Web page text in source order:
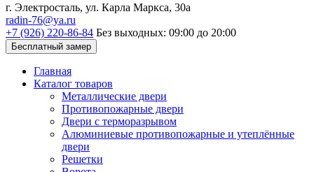
г. Электросталь, ул. Карла Маркса, 30а
radin-76@ya.ru
+7 (926) 220-86-84 Без выходных: 09:00 до 20:00
Бесплатный замер
Главная
Каталог товаров
Металлические двери
Противопожарные двери
Двери с терморазрывом
Алюминиевые противопожарные и утеплённые
двери
Решетки